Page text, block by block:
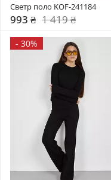
Светр поло KOF-241184
993 ₴ 1 419 ₴
- 30%